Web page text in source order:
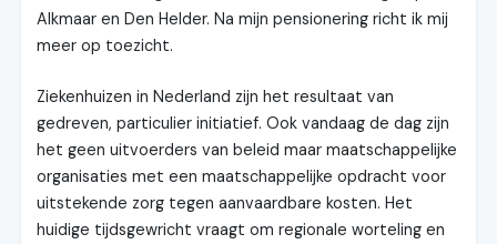
Alkmaar en Den Helder. Na mijn pensionering richt ik mij
meer op toezicht.
Ziekenhuizen in Nederland zijn het resultaat van
gedreven, particulier initiatief. Ook vandaag de dag zijn
het geen uitvoerders van beleid maar maatschappelijke
organisaties met een maatschappelijke opdracht voor
uitstekende zorg tegen aanvaardbare kosten. Het
huidige tijdsgewricht vraagt om regionale worteling en